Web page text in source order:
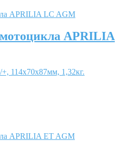
APRILIA
114x70x87мм, 1,32кг.